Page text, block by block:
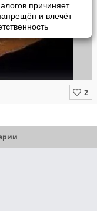
причиняет
и влечёт